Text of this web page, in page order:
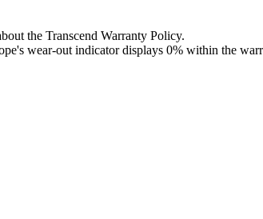
the Transcend Warranty Policy.
wear-out indicator displays 0% within the